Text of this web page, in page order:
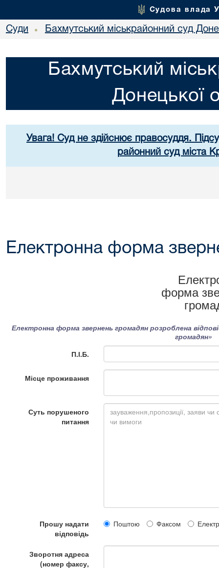
Судова влада
Суди • Бахмутський міськрайонний суд
Бахмутський
Донецької
Увага! Суд не здійснює правосуддя.
районний суд міста
Електронна форма